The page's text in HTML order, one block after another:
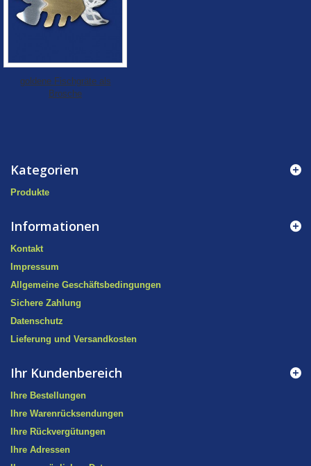
goldene Fischgräte als
Brosche
Kategorien
Produkte
Informationen
Kontakt
Impressum
Allgemeine Geschäftsbedingungen
Sichere Zahlung
Datenschutz
Lieferung und Versandkosten
Ihr Kundenbereich
Ihre Bestellungen
Ihre Warenrücksendungen
Ihre Rückvergütungen
Ihre Adressen